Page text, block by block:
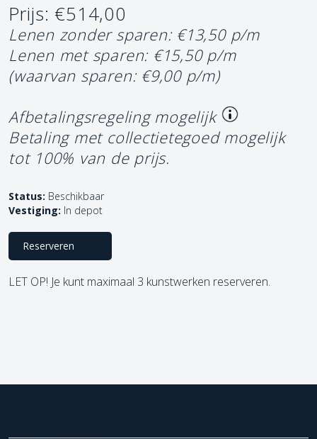
Prijs: €514,00
Lenen zonder sparen: €13,50 p/m
Lenen met sparen: €15,50 p/m
(waarvan sparen: €9,00 p/m)
Afbetalingsregeling mogelijk
Betaling met collectietegoed mogelijk
tot 100% van de prijs.
Status: Beschikbaar
Vestiging: In depot
Reserveren
LET OP! Je kunt maximaal 3 kunstwerken reserveren.